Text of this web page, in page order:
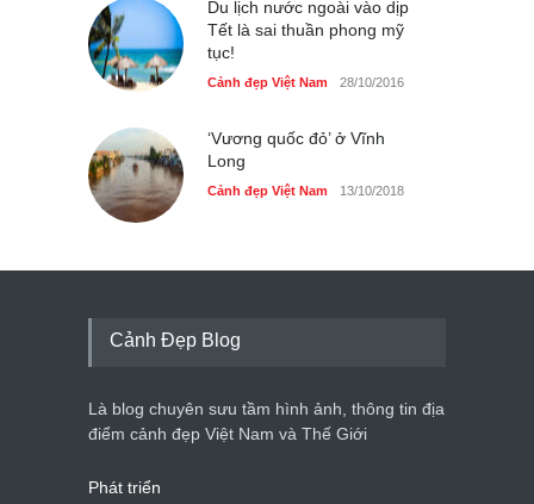
Du lịch nước ngoài vào dịp
Tết là sai thuần phong mỹ
tục!
Cảnh đẹp Việt Nam 28/10/2016
‘Vương quốc đỏ’ ở Vĩnh
Long
Cảnh đẹp Việt Nam 13/10/2018
Cảnh Đẹp Blog
Là blog chuyên sưu tầm hình ảnh, thông tin địa
điểm cảnh đẹp Việt Nam và Thế Giới
Phát triển